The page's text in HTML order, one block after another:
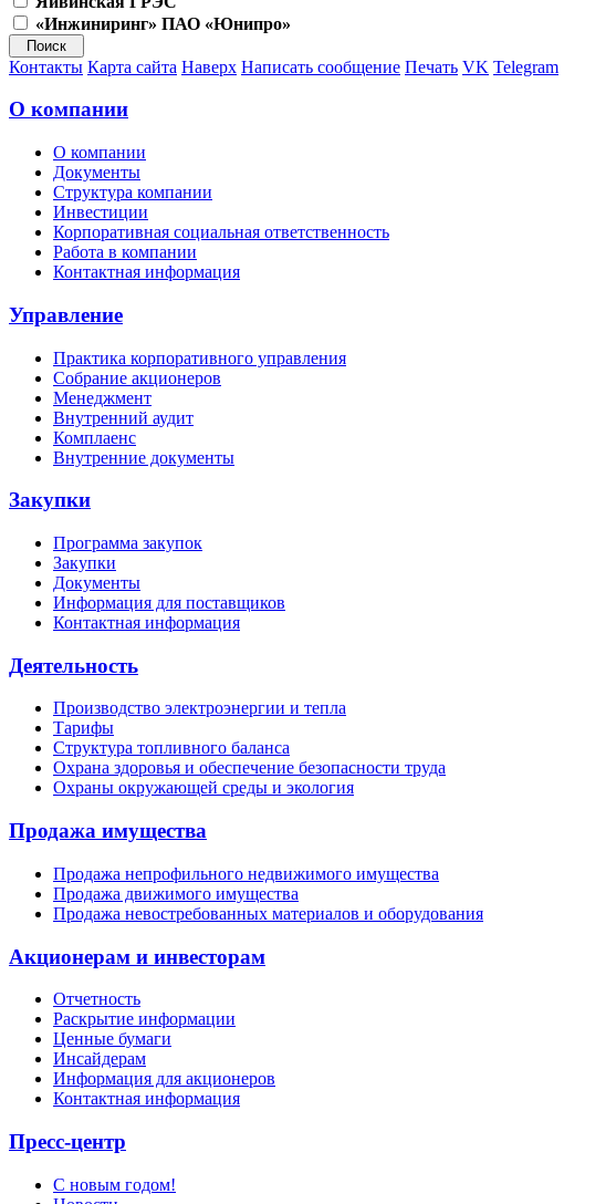
«Инжиниринг» ПАО «Юнипро»
Контакты Карта сайта Наверх Написать сообщение Печать VK Telegram
О компании
О компании
Документы
Структура компании
Инвестиции
Корпоративная социальная ответственность
Работа в компании
Контактная информация
Управление
Практика корпоративного управления
Собрание акционеров
Менеджмент
Внутренний аудит
Комплаенс
Внутренние документы
Закупки
Программа закупок
Закупки
Документы
Информация для поставщиков
Контактная информация
Деятельность
Производство электроэнергии и тепла
Тарифы
Структура топливного баланса
Охрана здоровья и обеспечение безопасности труда
Охраны окружающей среды и экология
Продажа имущества
Продажа непрофильного недвижимого имущества
Продажа движимого имущества
Продажа невостребованных материалов и оборудования
Акционерам и инвесторам
Отчетность
Раскрытие информации
Ценные бумаги
Инсайдерам
Информация для акционеров
Контактная информация
Пресс-центр
С новым годом!